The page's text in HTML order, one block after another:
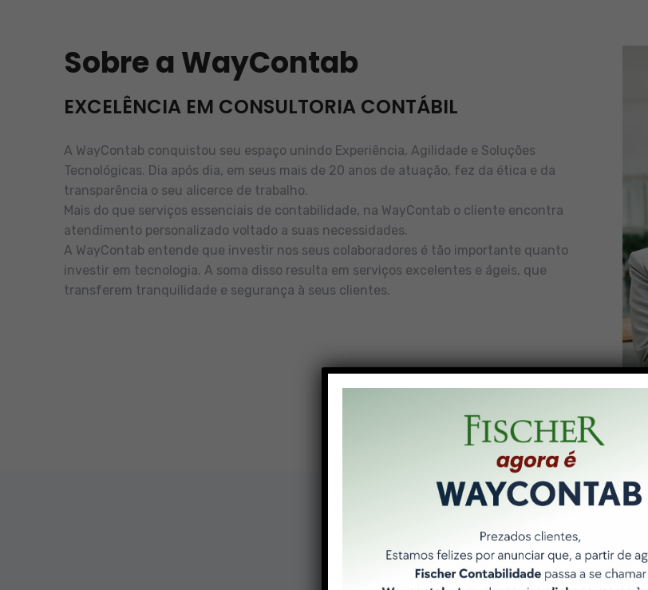
Sobre a WayContab
EXCELÊNCIA EM CONSULTORIA CONTÁBIL
A WayContab conquistou seu espaço unindo Experiência, Agilidade e Soluções
Tecnológicas. Dia após dia, em seus mais de 20 anos de atuação, fez da ética e da
transparência o seu alicerce de trabalho.
Mais do que serviços essenciais de contabilidade, na WayContab o cliente encontra
atendimento personalizado voltado a suas necessidades.
A WayContab entende que investir nos seus colaboradores é tão importante quanto
investir em tecnologia. A soma disso resulta em serviços excelentes e ágeis, que
transferem tranquilidade e segurança à seus clientes.
Nossos Pilares